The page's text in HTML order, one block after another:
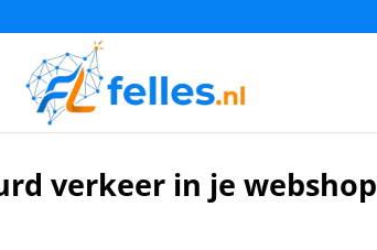
verkeer in je webshop